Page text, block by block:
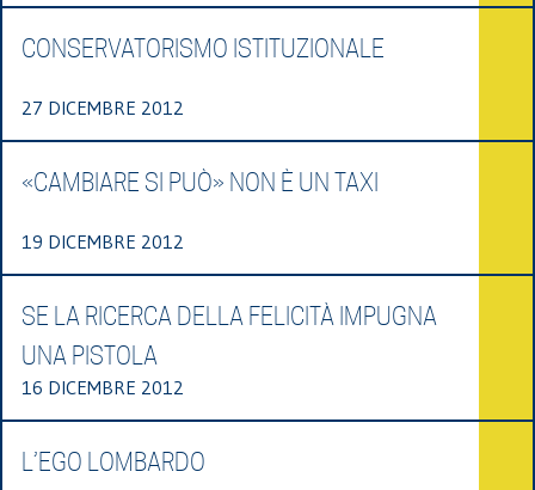
CONSERVATORISMO ISTITUZIONALE
27 DICEMBRE 2012
«CAMBIARE SI PUÒ» NON È UN TAXI
19 DICEMBRE 2012
SE LA RICERCA DELLA FELICITÀ IMPUGNA
UNA PISTOLA
16 DICEMBRE 2012
L’EGO LOMBARDO